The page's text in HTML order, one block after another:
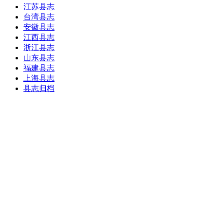
江苏县志
台湾县志
安徽县志
江西县志
浙江县志
山东县志
福建县志
上海县志
县志归档